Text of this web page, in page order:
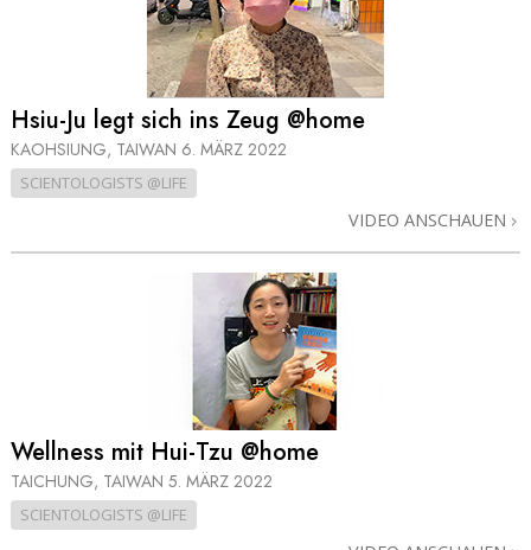
Hsiu-Ju legt sich ins Zeug @home
KAOHSIUNG, TAIWAN 6. MÄRZ 2022
SCIENTOLOGISTS @LIFE
VIDEO ANSCHAUEN
Wellness mit Hui-Tzu @home
TAICHUNG, TAIWAN 5. MÄRZ 2022
SCIENTOLOGISTS @LIFE